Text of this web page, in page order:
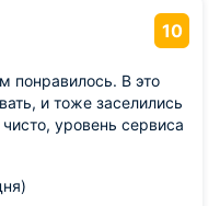
10
понравилось. В это
и тоже заселились
уровень сервиса